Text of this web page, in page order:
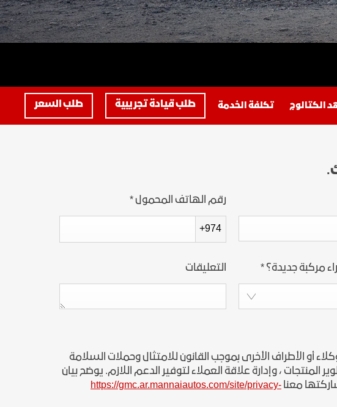
اكتشف تيرين اكتشف يوكون
كتالوج المركبات
VEHICLE CATALOGS
الكتالوج تكلفة الخدمة طلب قيادة تجريبية طلب السعر
رقم الهاتف المحمول*
+974
مركبة جديدة؟* التعليقات
أو الأطراف الأخرى بموجب القانون للامتثال وحملات السلامة
، وإدارة علاقة العملاء لتوفير الدعم اللازم. يوضح بيان
معناhttps://gmc.ar.mannaiautos.com/site/privacy-